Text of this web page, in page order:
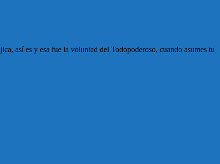
así es y esa fue la voluntad del Todopoderoso, cuando asumes tu